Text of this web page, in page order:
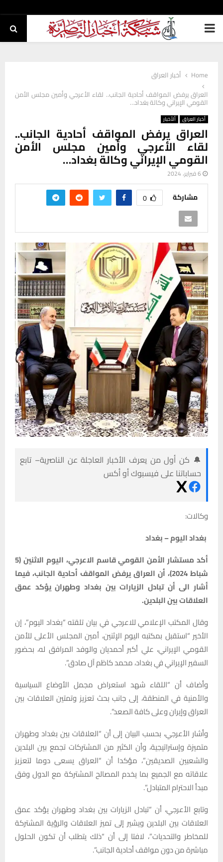
PRIMARY
Home
أخبار العراق
العراق يرفض المواقف أحادية الجانب.. لقاء الأعرجي وأمين مجلس الأمن
القومي الإيراني وكالة بغداد…
أخبار العراق ألأخبار
العراق يرفض المواقف أحادية الجانب..
لقاء الأعرجي وأمين مجلس الأمن
القومي الإيراني وكالة بغداد…
6 فبراير، 2024
مشاركة 0
🔔 كن أول من يعرف الأخبار العاجلة عن الناصرية– تابع
حساباتنا على فيسبوك أو أكس
وكالات:
بغداد اليوم – بغداد
أكد مستشار الأمن القومي قاسم الاعرجي، اليوم الاثنين (5
شباط 2024)، أن العراق يرفض المواقف أحادية الجانب، فيما
أشار الى أن تبادل الزيارات بين بغداد وطهران يؤكد عمق
العلاقات بين البلدين.
وقال المكتب الإعلامي للاعرجي في بيان تلقته “بغداد اليوم”، إن
الأخير “استقبل بمكتبه اليوم الإثنين، أمين المجلس الأعلى للأمن
القومي الإيراني، علي أكبر أحمديان والوفد المرافق له، بحضور
السفير الإيراني في بغداد، محمد كاظم آل صادق”.
وأضاف أن “اللقاء شهد استعراض مجمل الأوضاع السياسية
والأمنية في المنطقة، إلى جانب بحث تعزيز وتمتين العلاقات بين
العراق وإيران وعلى كافة الصعد”.
وأشار الأعرجي، بحسب البيان إلى أن “العلاقات بين بغداد وطهران
متميزة وإستراتيجية، وأن الكثير من المشتركات تجمع بين البلدين
والشعبين الصديقين”، مؤكدا أن “العراق يسعى دوما لتعزيز
علاقاته مع الجميع بما يخدم المصالح المشتركة مع الدول وفق
مبدأ الاحترام المتبادل”.
وتابع الأعرجي، أن “تبادل الزيارات بين بغداد وطهران يؤكد عمق
العلاقات بين البلدين ويشير إلى تميز العلاقات والرؤية المشتركة
للمخاطر والتحديات”، لافتا إلى أن “ذلك يتطلب أن تكون الحلول
مباشرة من دون مواقف أحادية الجانب”.